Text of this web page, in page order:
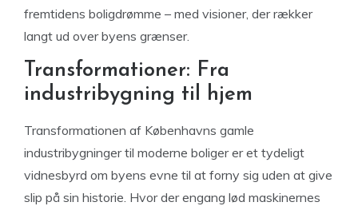
fremtidens boligdrømme – med visioner, der rækker
langt ud over byens grænser.
Transformationer: Fra
industribygning til hjem
Transformationen af Københavns gamle
industribygninger til moderne boliger er et tydeligt
vidnesbyrd om byens evne til at forny sig uden at give
slip på sin historie. Hvor der engang lød maskinernes